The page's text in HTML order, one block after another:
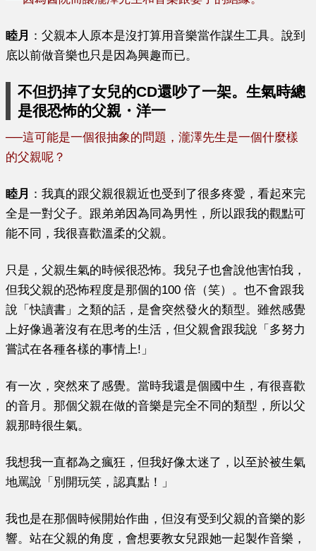
睦月
：父親本人原本是沒打算用音樂當作謀生工具。說到
底以前做音樂也只是因為興趣而已。
不但扔掉了女兒的CD還吵了一架。生氣時總
是很恐怖的父親・洋一
──這可能是一個很抽象的問題，瀧澤先生是一個什麼樣
的父親呢？
睦月
：我真的跟父親很親近也受到了很多疼愛，看起來完
全是一對父子。跟弟弟因為同為男性，所以跟我的觀點可
能不同，我很喜歡溫柔的父親。
只是，父親生氣的時候很恐怖。我兒子也會說他害怕我，
但我父親的恐怖程度是那個的100 倍（笑）。也不會跟我
說「快讀書」之類的話，是會突然發火的類型。雖然感覺
上好像過著沒有在思考的生活，但父親會跟我說「多努力
嘗試在各種各樣的事情上!」
有一次，突然來了感覺。當時我還是個國中生，有很喜歡
的音月。那個父親在做的音樂是完全不同的類型，所以父
親那時很生氣。
我想我一直都為之瘋狂，但我好像太迷了，以至於被生氣
地罵說「別開玩笑，認真點！」
我也是在那個時候開始作曲，但沒有受到父親的音樂的影
響。站在父親的角度，會想要教女兒跟她一起製作音樂，